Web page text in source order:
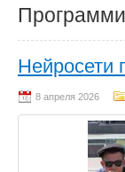
Нейросети